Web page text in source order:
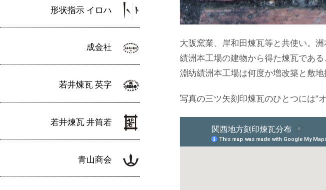
形状指示 イロハ
成金社
若井煉瓦 英字
若井煉瓦 井筒若
青山商会
大阪窯業、岸和田煉瓦等と共使い。
績洲本工場の建物から得た煉瓦であ
淵紡績洲本工場は何度か増改築と敷地
写真の三ツ矢刻印煉瓦のひとつには”